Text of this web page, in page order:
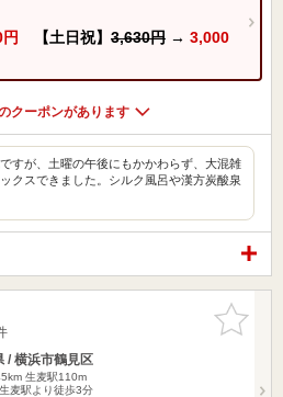
【土日祝】 3,630円 → 3,000
クーポンがあります
すが、土曜の午後にもかかわらず、大混雑
クスできました。シルク風呂や漢方炭酸泉
お気に入
りに追加
/ 横浜市鶴見区
生麦駅110m
麦駅より徒歩3分